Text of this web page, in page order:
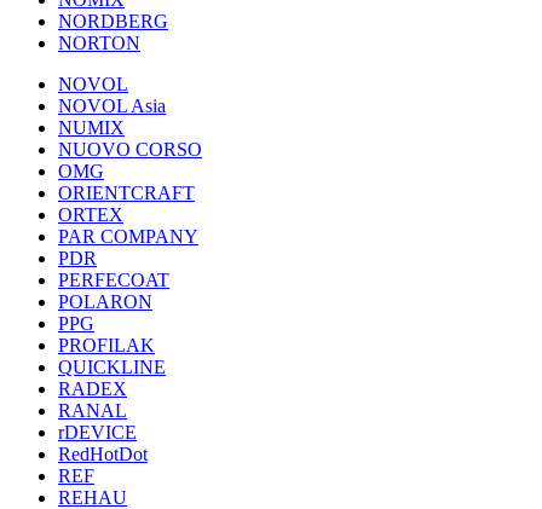
NORDBERG
NORTON
NOVOL
NOVOL Asia
NUMIX
NUOVO CORSO
OMG
ORIENTCRAFT
ORTEX
PAR COMPANY
PDR
PERFECOAT
POLARON
PPG
PROFILAK
QUICKLINE
RADEX
RANAL
rDEVICE
RedHotDot
REF
REHAU